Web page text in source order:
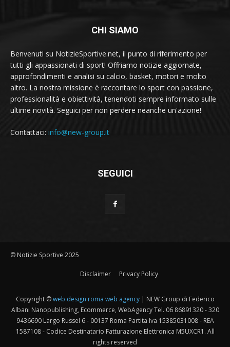
CHI SIAMO
Benvenuti su NotizieSportive.net, il punto di riferimento per
tutti gli appassionati di sport! Offriamo notizie aggiornate,
approfondimenti e analisi su calcio, basket, motori e molto
altro. La nostra missione è raccontare lo sport con passione,
professionalità e obiettività, tenendoti sempre informato sulle
ultime novità. Seguici per non perdere neanche un'azione!
Contattaci: info@new-group.it
SEGUICI
© Notizie Sportive 2025
Disclaimer Privacy Policy
Copyright ©web design roma web agency| NEW Group di Federico
Albani Nanopublishing, Ecommerce, WebAgency Tel. 06 86891320 - 320
9436690 Largo Russel 6 - 00137 Roma Partita Iva 15385031008 - REA
1587108 - Codice Destinatario Fatturazione Elettronica M5UXCR1. All
rights reserved